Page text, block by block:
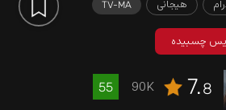
هیجانی TV-MA
چسبیده
7.8
90K
55